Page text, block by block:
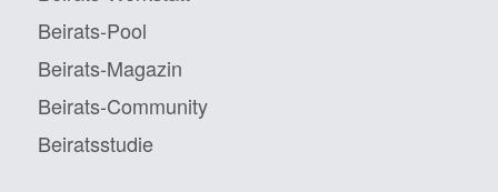
Beirats-Pool
Beirats-Magazin
Beirats-Community
Beiratsstudie